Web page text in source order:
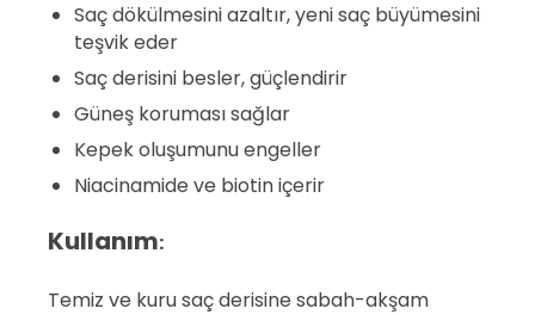
Saç dökülmesini azaltır, yeni saç büyümesini
teşvik eder
Saç derisini besler, güçlendirir
Güneş koruması sağlar
Kepek oluşumunu engeller
Niacinamide ve biotin içerir
Kullanım:
Temiz ve kuru saç derisine sabah-akşam